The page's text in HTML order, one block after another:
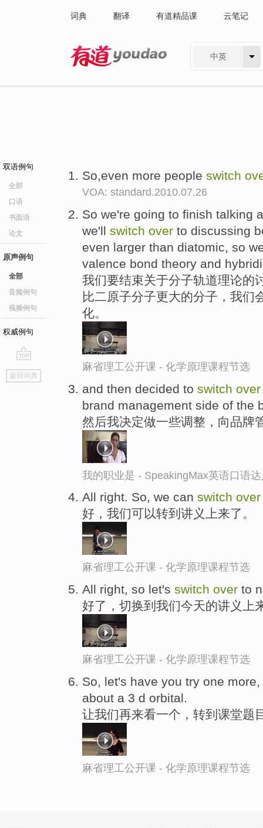
词典 翻译 有道精品课 云笔记
中英
双语例句
全部
口语
书面语
论文
原声例句
全部
音频例句
视频例句
权威例句
go
top
返回词典
So,even more people switch
VOA: standard.2010.07.26
So we're going to finish talking
we'll switch over to discussing
even larger than diatomic, so
valence bond theory and
我们要结束关于分子轨道理论的
比二原子分子更大的分子，我们
化。
麻省理工公开课 - 化学原理课程节选
and then decided to switch over
brand management side of the
然后我决定做一些调整，向品牌
我的职业是 - SpeakingMax英语口语
All right. So, we can switch over
好，我们可以转到讲义上来了。
麻省理工公开课 - 化学原理课程节选
All right, so let's switch over to
好了，切换到我们今天的讲义上
麻省理工公开课 - 化学原理课程节选
So, let's have you try one
about a 3 d orbital.
让我们再来看一个，转到课堂题
麻省理工公开课 - 化学原理课程节选